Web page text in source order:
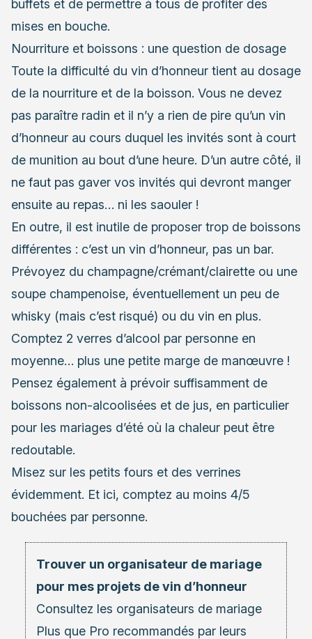
buffets et de permettre à tous de profiter des
mises en bouche.
Nourriture et boissons : une question de dosage
Toute la difficulté du vin d’honneur tient au dosage
de la nourriture et de la boisson. Vous ne devez
pas paraître radin et il n’y a rien de pire qu’un vin
d’honneur au cours duquel les invités sont à court
de munition au bout d’une heure. D’un autre côté, il
ne faut pas gaver vos invités qui devront manger
ensuite au repas… ni les saouler !
En outre, il est inutile de proposer trop de boissons
différentes : c’est un vin d’honneur, pas un bar.
Prévoyez du champagne/crémant/clairette ou une
soupe champenoise, éventuellement un peu de
whisky (mais c’est risqué) ou du vin en plus.
Comptez 2 verres d’alcool par personne en
moyenne… plus une petite marge de manœuvre !
Pensez également à prévoir suffisamment de
boissons non-alcoolisées et de jus, en particulier
pour les mariages d’été où la chaleur peut être
redoutable.
Misez sur les petits fours et des verrines
évidemment. Et ici, comptez au moins 4/5
bouchées par personne.
Trouver un organisateur de mariage
pour mes projets de vin d’honneur
Consultez les organisateurs de mariage
Plus que Pro recommandés par leurs